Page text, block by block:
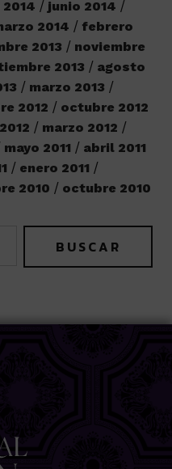
junio 2014
2014
febrero
2013
noviembre
2013
agosto
marzo 2013
2012
octubre 2012
marzo 2012
mayo 2011
abril 2011
enero 2011
2010 octubre 2010